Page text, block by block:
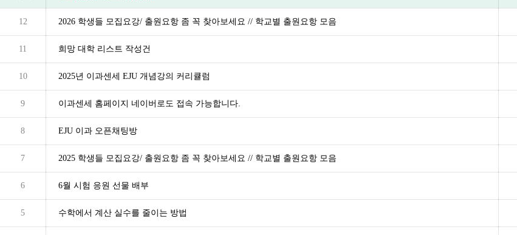
12 2026 학생들 모집요강/ 출원요항 좀 꼭 찾아보세요 // 학교별 출원요항 모음
11 희망 대학 리스트 작성건
10 2025년 이과센세 EJU 개념강의 커리큘럼
9 이과센세 홈페이지 네이버로도 접속 가능합니다.
8 EJU 이과 오픈채팅방
7 2025 학생들 모집요강/ 출원요항 좀 꼭 찾아보세요 // 학교별 출원요항 모음
6 6월 시험 응원 선물 배부
5 수학에서 계산 실수를 줄이는 방법